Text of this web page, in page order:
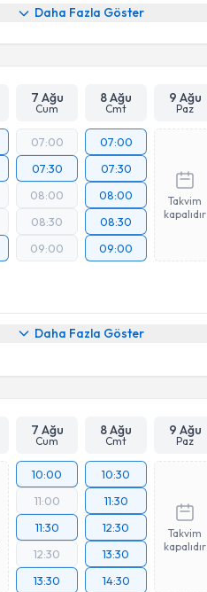
Daha Fazla Göster
7 Ağu
Cum
8 Ağu
Cmt
9 Ağu
Paz
07:00
07:30
08:00
08:30
09:00
07:00
07:30
08:00
08:30
09:00
Takvim
kapalıdır
Daha Fazla Göster
7 Ağu
Cum
8 Ağu
Cmt
9 Ağu
Paz
10:00
11:00
11:30
12:30
13:30
10:30
11:30
12:30
13:30
14:30
Takvim
kapalıdır